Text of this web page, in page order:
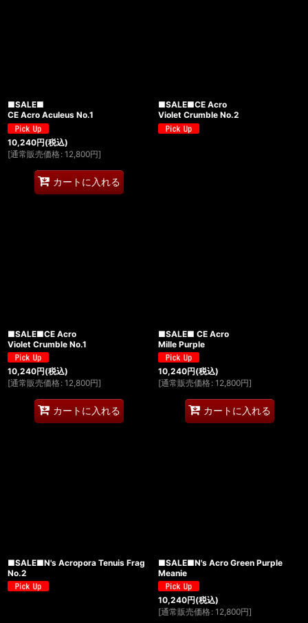
■SALE■
CE Acro Aculeus No.1
10,240円(税込)
[通常販売価格 : 12,800円]
カートに入れる
■SALE■CE Acro
Violet Crumble No.2
■SALE■CE Acro
Violet Crumble No.1
10,240円(税込)
[通常販売価格 : 12,800円]
カートに入れる
■SALE■ CE Acro
Mille Purple
10,240円(税込)
[通常販売価格 : 12,800円]
カートに入れる
■SALE■N's Acropora Tenuis Frag
No.2
■SALE■N's Acro Green Purple
Meanie
10,240円(税込)
[通常販売価格 : 12,800円]